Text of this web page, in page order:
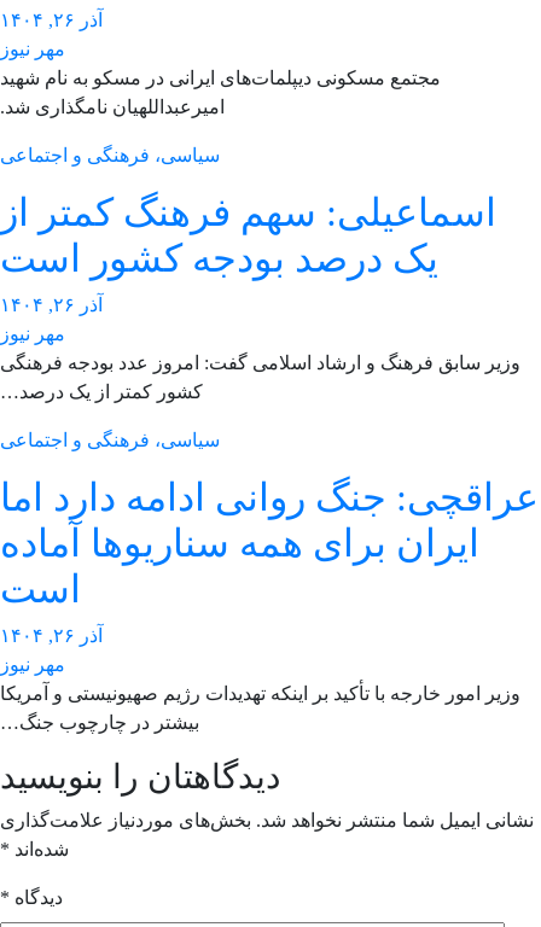
آذر ۲۶, ۱۴۰۴
مهر نیوز
مجتمع مسکونی دیپلمات‌های ایرانی در مسکو به نام شهید
امیرعبداللهیان نامگذاری شد.
سیاسی، فرهنگی و اجتماعی
اسماعیلی: سهم فرهنگ کمتر از
یک درصد بودجه کشور است
آذر ۲۶, ۱۴۰۴
مهر نیوز
وزیر سابق فرهنگ و ارشاد اسلامی گفت: امروز عدد بودجه فرهنگی
کشور کمتر از یک درصد…
سیاسی، فرهنگی و اجتماعی
جنگ روانی ادامه دارد اما
ایران برای همه سناریوها آماده
است
آذر ۲۶, ۱۴۰۴
مهر نیوز
وزیر امور خارجه با تأکید بر اینکه تهدیدات رژیم صهیونیستی و آمریکا
بیشتر در چارچوب جنگ…
دیدگاهتان را بنویسید
ایمیل شما منتشر نخواهد شد. بخش‌های موردنیاز علامت‌گذاری
شده‌اند *
دیدگاه*